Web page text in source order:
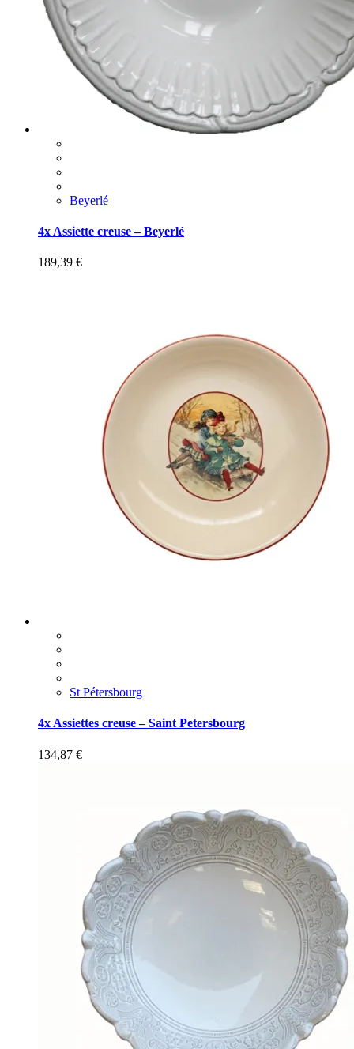
Beyerlé
4x Assiette creuse – Beyerlé
189,39 €
St Pétersbourg
4x Assiettes creuse – Saint Petersbourg
134,87 €